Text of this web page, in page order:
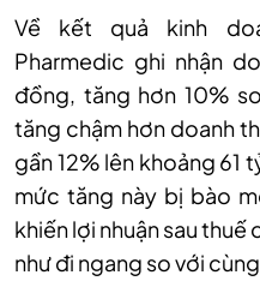
Về kết quả kinh
Pharmedic ghi nhận
đồng, tăng hơn 10%
tăng chậm hơn doanh
gần 12% lên khoảng 61
mức tăng này bị bào
khiến lợi nhuận sau
như đi ngang so với